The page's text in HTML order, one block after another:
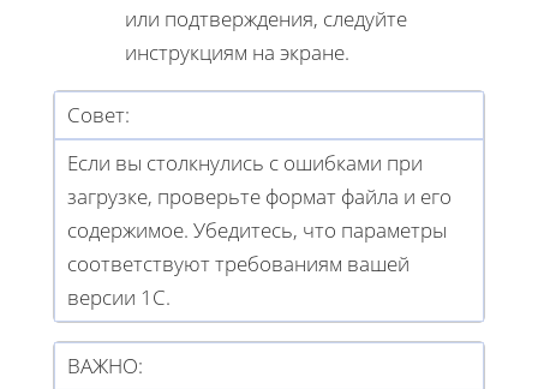
или подтверждения, следуйте
инструкциям на экране.
Совет:
Если вы столкнулись с ошибками при
загрузке, проверьте формат файла и его
содержимое. Убедитесь, что параметры
соответствуют требованиям вашей
версии 1С.
ВАЖНО: